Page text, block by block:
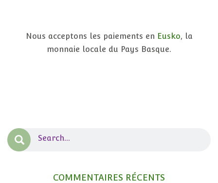
Nous acceptons les paiements en Eusko, la
monnaie locale du Pays Basque.
COMMENTAIRES RÉCENTS